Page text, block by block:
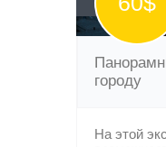
городу
На этой